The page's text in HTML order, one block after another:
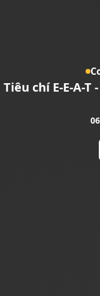
Tiêu chí E-E-A-